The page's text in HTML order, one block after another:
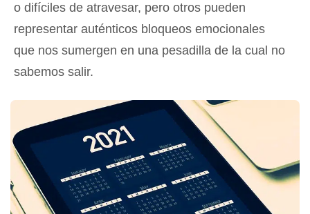
o difíciles de atravesar, pero otros pueden
representar auténticos bloqueos emocionales
que nos sumergen en una pesadilla de la cual no
sabemos salir.